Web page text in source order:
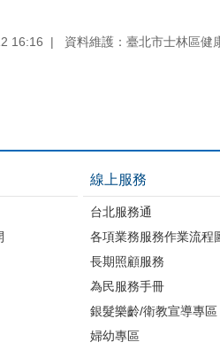
16:16 資料維護：臺北市士林區健
線上服務
台北服務通
各項業務服務作業流程
長期照顧服務
為民服務手冊
銀髮樂齡/衛教宣導專區
婦幼專區